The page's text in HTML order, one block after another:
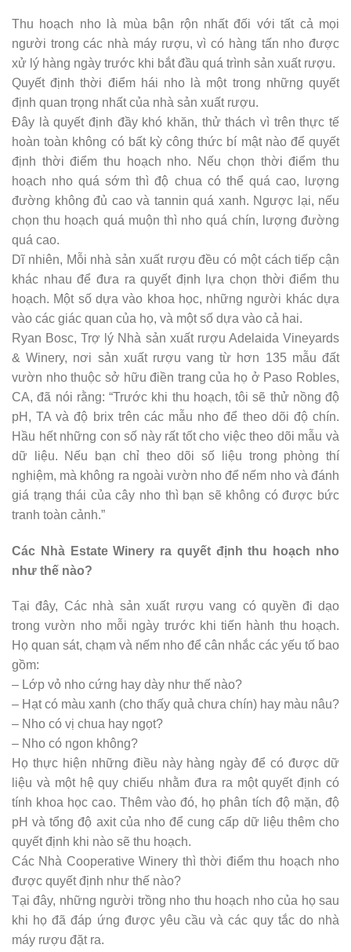
Thu hoạch nho là mùa bận rộn nhất đối với tất cả mọi
người trong các nhà máy rượu, vì có hàng tấn nho được
xử lý hàng ngày trước khi bắt đầu quá trình sản xuất rượu.
Quyết định thời điểm hái nho là một trong những quyết
định quan trọng nhất của nhà sản xuất rượu.
Đây là quyết định đầy khó khăn, thử thách vì trên thực tế
hoàn toàn không có bất kỳ công thức bí mật nào để quyết
định thời điểm thu hoạch nho. Nếu chọn thời điểm thu
hoạch nho quá sớm thì độ chua có thể quá cao, lượng
đường không đủ cao và tannin quá xanh. Ngược lại, nếu
chọn thu hoạch quá muộn thì nho quá chín, lượng đường
quá cao.
Dĩ nhiên, Mỗi nhà sản xuất rượu đều có một cách tiếp cận
khác nhau để đưa ra quyết định lựa chọn thời điểm thu
hoạch. Một số dựa vào khoa học, những người khác dựa
vào các giác quan của họ, và một số dựa vào cả hai.
Ryan Bosc, Trợ lý Nhà sản xuất rượu Adelaida Vineyards
& Winery, nơi sản xuất rượu vang từ hơn 135 mẫu đất
vườn nho thuộc sở hữu điền trang của họ ở Paso Robles,
CA, đã nói rằng: “Trước khi thu hoạch, tôi sẽ thử nồng độ
pH, TA và độ brix trên các mẫu nho để theo dõi độ chín.
Hầu hết những con số này rất tốt cho việc theo dõi mẫu và
dữ liệu. Nếu bạn chỉ theo dõi số liệu trong phòng thí
nghiệm, mà không ra ngoài vườn nho để nếm nho và đánh
giá trạng thái của cây nho thì bạn sẽ không có được bức
tranh toàn cảnh.”
Các Nhà Estate Winery ra quyết định thu hoạch nho
như thế nào?
Tại đây, Các nhà sản xuất rượu vang có quyền đi dạo
trong vườn nho mỗi ngày trước khi tiến hành thu hoạch.
Họ quan sát, chạm và nếm nho để cân nhắc các yếu tố bao
gồm:
– Lớp vỏ nho cứng hay dày như thế nào?
– Hạt có màu xanh (cho thấy quả chưa chín) hay màu nâu?
– Nho có vị chua hay ngọt?
– Nho có ngon không?
Họ thực hiện những điều này hàng ngày để có được dữ
liệu và một hệ quy chiếu nhằm đưa ra một quyết định có
tính khoa học cao. Thêm vào đó, họ phân tích độ mặn, độ
pH và tổng độ axit của nho để cung cấp dữ liệu thêm cho
quyết định khi nào sẽ thu hoạch.
Các Nhà Cooperative Winery thì thời điểm thu hoạch nho
được quyết định như thế nào?
Tại đây, những người trồng nho thu hoạch nho của họ sau
khi họ đã đáp ứng được yêu cầu và các quy tắc do nhà
máy rượu đặt ra.